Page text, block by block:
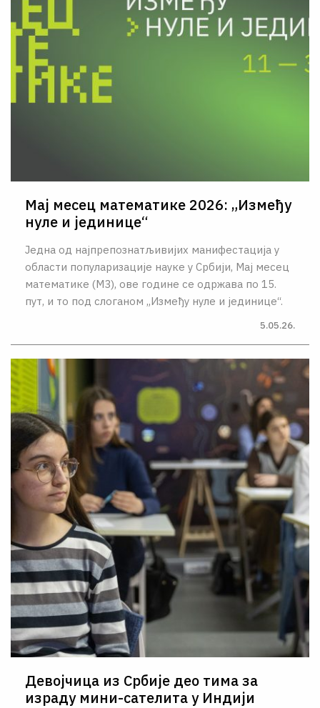
Мај месец математике 2026: „Између
нуле и јединице“
Једна од најпрепознатљивијих манифестација у
области популаризације науке у Србији, Мај месец
математике (М3), ове године се одржава по 15.
пут, и то под слоганом „Између нуле и јединице“.
5.05.26.
Девојчица из Србије део тима за
израду мини-сателита у Индији